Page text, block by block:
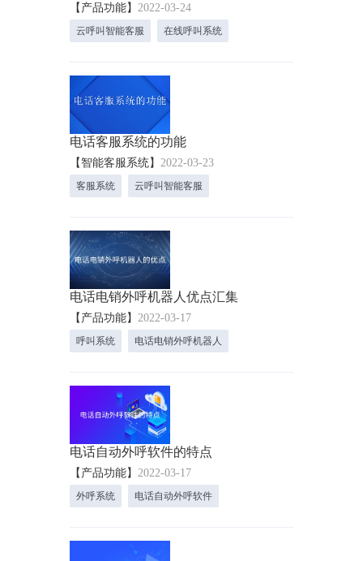
【产品功能】 2022-03-24
云呼叫智能客服 在线呼叫系统
电话客服系统的功能
【智能客服系统】 2022-03-23
客服系统 云呼叫智能客服
电话电销外呼机器人优点汇集
【产品功能】 2022-03-17
呼叫系统 电话电销外呼机器人
电话自动外呼软件的特点
【产品功能】 2022-03-17
外呼系统 电话自动外呼软件